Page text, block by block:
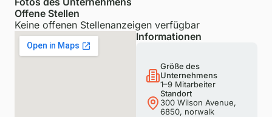
Offene Stellen
Keine offenen Stellenanzeigen verfügbar
Informationen
Größe des
Unternehmens
1–9 Mitarbeiter
Standort
300 Wilson Avenue,
6850, norwalk